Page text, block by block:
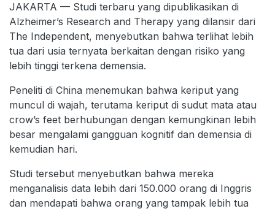
JAKARTA — Studi terbaru yang dipublikasikan di
Alzheimer’s Research and Therapy yang dilansir dari
The Independent, menyebutkan bahwa terlihat lebih
tua dari usia ternyata berkaitan dengan risiko yang
lebih tinggi terkena demensia.
Peneliti di China menemukan bahwa keriput yang
muncul di wajah, terutama keriput di sudut mata atau
crow’s feet berhubungan dengan kemungkinan lebih
besar mengalami gangguan kognitif dan demensia di
kemudian hari.
Studi tersebut menyebutkan bahwa mereka
menganalisis data lebih dari 150.000 orang di Inggris
dan mendapati bahwa orang yang tampak lebih tua